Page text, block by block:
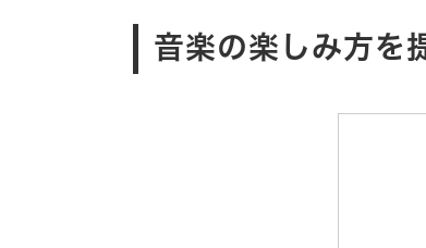
音楽の楽しみ方